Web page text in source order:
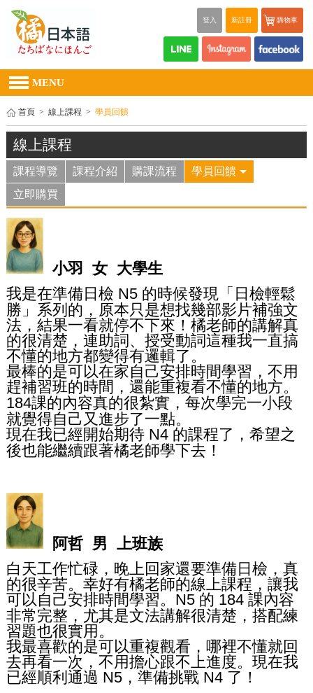
購物車
新註冊
登入
MENU
首頁 > 線上課程 > 學員回饋
線上課程
課程導覽 課程介紹 購課流程
學員回饋
立即購買
小羽 女 大學生
我是在準備日檢 N5的時候發現「日檢輕鬆
勝」系列的，原本只是想找幾部影片補強文
法，結果一看就停不下來！橘老師的講解真
的很清楚，連助詞、授受動詞這種我一直搞
不懂的地方都變得有邏輯了。
最棒的是可以在家自己安排時間學習，不用
趕補習班的時間，還能重複看不懂的地方。
184課的內容真的很紮實，每次學完一小段
就覺得自己又進步了一點。
現在我已經開始期待 N4 的課程了，希望之
後也能繼續跟著橘老師學下去！
阿哲 男 上班族
白天工作忙碌，晚上回家還要準備日檢，真
的很辛苦。幸好有橘老師的線上課程，讓我
可以自己安排時間學習。 N5的 184 課內容
非常完整，尤其是文法講解很清楚，搭配練
習題也很實用。
我最喜歡的是可以重複觀看，哪裡不懂就回
去再看一次，不用擔心跟不上進度。現在我
已經順利通過 N5，準備挑戰 N4了！